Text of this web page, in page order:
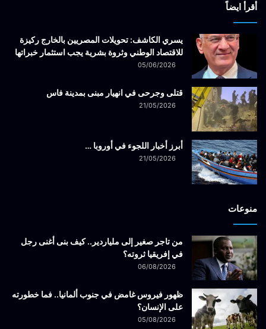
أقرأ ايضاً
يسري الكاشف: تحويلات المصريين بالخارج ركيزة
للاقتصاد الوطني وثروة بشرية يجب استثمار خبراتها
05/06/2026
قتلى وجرحى في انهيار مبنى بمدينة فاس
21/05/2026
أبرز أخبار اللجوء في أوروبا …
21/05/2026
منوعات
من تاجر صغير إلى ملياردير.. كيف بنى أغنى رجل
في إفريقيا ثروته؟
06/08/2026
ظهور فيروس غامض في جنوب ألمانيا.. فما خطورته
على الإنسان؟
05/08/2026